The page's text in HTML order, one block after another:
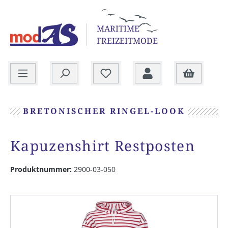
MARITIME
FREIZEITMODE
BRETONISCHER RINGEL-LOOK
Kapuzenshirt Restposten
Produktnummer: 2900-03-050
Bildergalerie überspringen